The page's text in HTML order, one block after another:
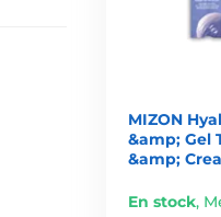
de Mizon séduisent
à découvrir
Repair Cream
% de mucine d’escargot,
MIZON
&amp; Gel
&amp;
En stock,